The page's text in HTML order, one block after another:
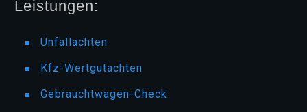
Leistungen:
Unfallachten
Kfz-Wertgutachten
Gebrauchtwagen-Check